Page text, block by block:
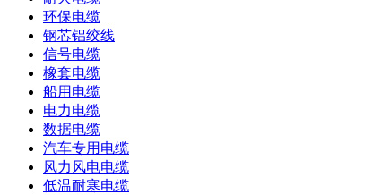
环保电缆
钢芯铝绞线
信号电缆
橡套电缆
船用电缆
电力电缆
数据电缆
汽车专用电缆
风力风电电缆
低温耐寒电缆